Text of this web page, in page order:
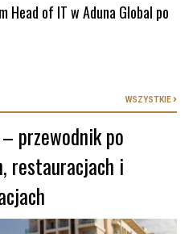
Head of IT w Aduna Global po
WSZYSTKIE
przewodnik po
restauracjach i